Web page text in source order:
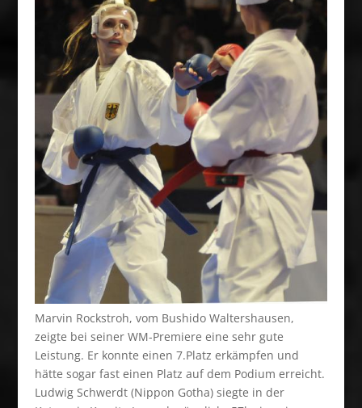
Marvin Rockstroh, vom Bushido Waltershausen,
zeigte bei seiner WM-Premiere eine sehr gute
Leistung. Er konnte einen 7.Platz erkämpfen und
hätte sogar fast einen Platz auf dem Podium erreicht.
Ludwig Schwerdt (Nippon Gotha) siegte in der